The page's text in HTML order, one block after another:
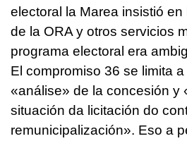
electoral la Marea insistió
de la ORA y otros servicios
programa electoral era
El compromiso 36 se limita
«análise» de la concesión y
situación da licitación do
remunicipalización». Eso a